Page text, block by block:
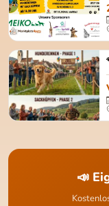
📣